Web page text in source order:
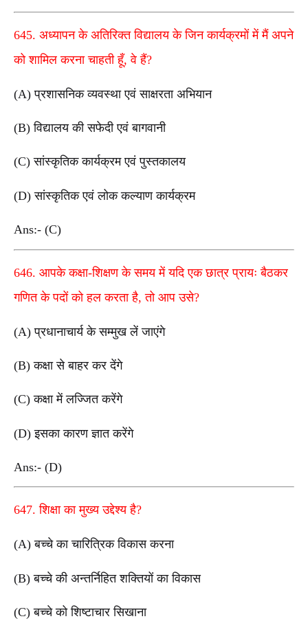
645. अध्यापन के अतिरिक्त विद्यालय के जिन कार्यक्रमों में मैं अपने
को शामिल करना चाहती हूँ, वे हैं?
(A) प्रशासनिक व्यवस्था एवं साक्षरता अभियान
(B) विद्यालय की सफेदी एवं बागवानी
(C) सांस्कृतिक कार्यक्रम एवं पुस्तकालय
(D) सांस्कृतिक एवं लोक कल्याण कार्यक्रम
Ans:- (C)
646. आपके कक्षा-शिक्षण के समय में यदि एक छात्र प्रायः बैठकर
गणित के पदों को हल करता है, तो आप उसे?
(A) प्रधानाचार्य के सम्मुख लें जाएंगे
(B) कक्षा से बाहर कर देंगे
(C) कक्षा में लज्जित करेंगे
(D) इसका कारण ज्ञात करेंगे
Ans:- (D)
647. शिक्षा का मुख्य उद्देश्य है?
(A) बच्चे का चारित्रिक विकास करना
(B) बच्चे की अन्तर्निहित शक्तियों का विकास
(C) बच्चे को शिष्टाचार सिखाना